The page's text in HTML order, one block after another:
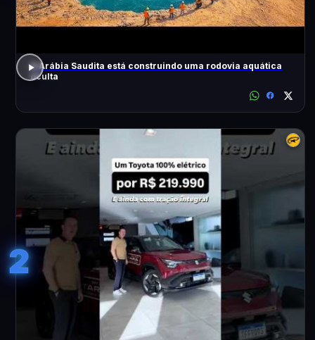
A Arábia Saudita está construindo uma rodovia aquática
oculta
2